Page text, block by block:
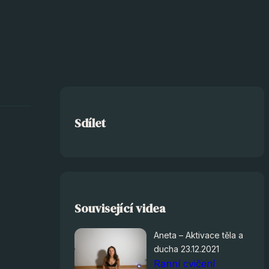
Sdílet
Související videa
Aneta – Aktivace těla a
ducha 23.12.2021
Ranní cvičení